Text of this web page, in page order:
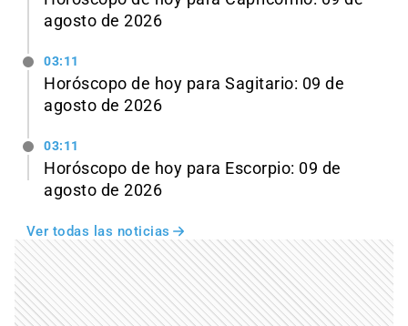
agosto de 2026
03:11
Horóscopo de hoy para Sagitario: 09 de
agosto de 2026
03:11
Horóscopo de hoy para Escorpio: 09 de
agosto de 2026
Ver todas las noticias